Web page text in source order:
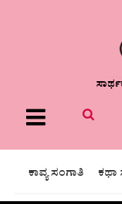
Menu
ಕಾವ್ಯ ಸಂಗಾತಿ ಕಥಾ